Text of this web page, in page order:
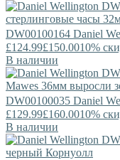
DW00100164 Daniel
£124.99£150.0010%
В наличии
DW00100035 Daniel
£129.99£160.0010%
В наличии